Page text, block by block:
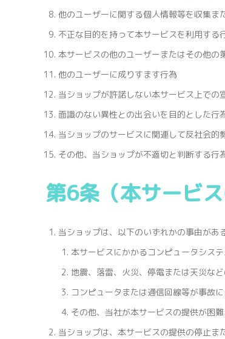
他のユーザーに関する個人情報等を収集ま
不正な目的を持って本サービスを利用する
本サービスの他のユーザーまたはその他の
他のユーザーに成りすます行為
当ショップが許諾しない本サービス上での
面識のない異性との出会いを目的とした行
当ショップのサービスに関連して反社会
その他、当ショップが不適切と判断する行
第6条（本サービ
当ショップは、以下のいずれかの事由があ
本サービスにかかるコンピュータシス
地震、落雷、火災、停電または天災な
コンピュータまたは通信回線等が事故
その他、当社が本サービスの提供が困
当ショップは、本サービスの提供の停止ま